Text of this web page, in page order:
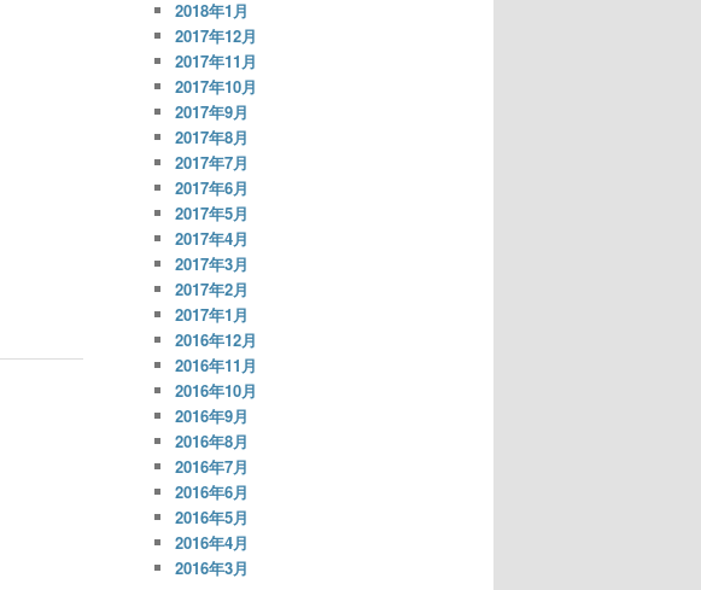
2018年1月
2017年12月
2017年11月
2017年10月
2017年9月
2017年8月
2017年7月
2017年6月
2017年5月
2017年4月
2017年3月
2017年2月
2017年1月
2016年12月
2016年11月
2016年10月
2016年9月
2016年8月
2016年7月
2016年6月
2016年5月
2016年4月
2016年3月